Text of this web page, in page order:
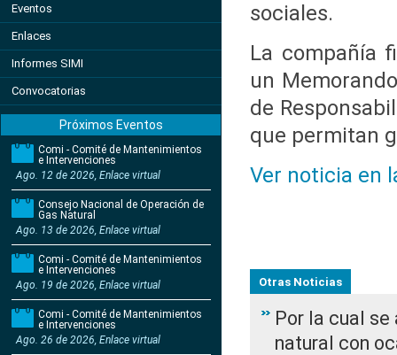
Eventos
Enlaces
Informes SIMI
Convocatorias
Próximos Eventos
Comi - Comité de Mantenimientos
e Intervenciones
Ago. 12 de 2026, Enlace virtual
Consejo Nacional de Operación de
Gas Natural
Ago. 13 de 2026, Enlace virtual
Comi - Comité de Mantenimientos
e Intervenciones
Ago. 19 de 2026, Enlace virtual
Comi - Comité de Mantenimientos
e Intervenciones
Ago. 26 de 2026, Enlace virtual
sociales.
La compañía
un
de
que permitan
Ver noticia en
Otras Noticias
Por la cual
natural con